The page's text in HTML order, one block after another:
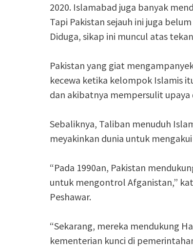
2020. Islamabad juga banyak
Tapi Pakistan sejauh ini juga
Diduga, sikap ini muncul atas
Pakistan yang giat
kecewa ketika kelompok Islamis
dan akibatnya mempersulit upaya
Sebaliknya, Taliban menuduh
meyakinkan dunia untuk
“Pada 1990an, Pakistan
untuk mengontrol Afganistan,”
Peshawar.
“Sekarang, mereka mendukung
kementerian kunci di